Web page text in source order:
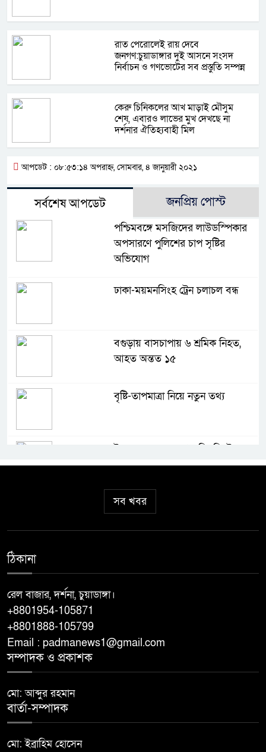
রাত পেরোলেই রায় দেবে
জনগণ:চুয়াডাঙ্গার দুই আসনে সংসদ
নির্বাচন ও গণভোটের সব প্রস্তুতি সম্পন্ন
কেরু চিনিকলের আখ মাড়াই মৌসুম
শেষ, এবারও লাভের মুখ দেখছে না
দর্শনার ঐতিহ্যবাহী মিল
আপডেট : ০৮:৫৩:১৪ অপরাহ্ন, সোমবার, ৪ জানুয়ারী ২০২১
সর্বশেষ আপডেট জনপ্রিয় পোস্ট
পশ্চিমবঙ্গে মসজিদের লাউডস্পিকার
অপসারণে পুলিশের চাপ সৃষ্টির
অভিযোগ
ঢাকা-ময়মনসিংহ ট্রেন চলাচল বন্ধ
বগুড়ায় বাসচাপায় ৬ শ্রমিক নিহত,
আহত অন্তত ১৫
বৃষ্টি-তাপমাত্রা নিয়ে নতুন তথ্য
ইরানের সঙ্গে যুদ্ধ ‘খুব শিগগিরই’ শেষ
হবে: ট্রাম্প
সিলেটে দুই বাসের সংঘর্ষে নিহত ৯
বিতর্ক: ইনফান্তিনোর পাশে
থাইল্যান্ডের স্কুলে শিক্ষার্থীর গুলিবর্ষণ,
চড়া মাছ-মুরগি ও ডিমের বাজার
সব খবর
ঠিকানা
রেল বাজার, দর্শনা, চুয়াডাঙ্গা।
+8801954-105871
+8801888-105799
Email : padmanews1@gmail.com
সম্পাদক ও প্রকাশক
মো: আব্দুর রহমান
বার্তা-সম্পাদক
মো: ইব্রাহিম হোসেন